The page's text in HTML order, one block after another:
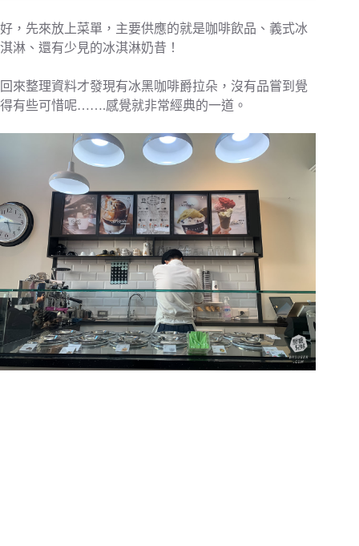
好，先來放上菜單，主要供應的就是咖啡飲品、義式冰
淇淋、還有少見的冰淇淋奶昔！
回來整理資料才發現有冰黑咖啡爵拉朵，沒有品嘗到覺
得有些可惜呢…….感覺就非常經典的一道。